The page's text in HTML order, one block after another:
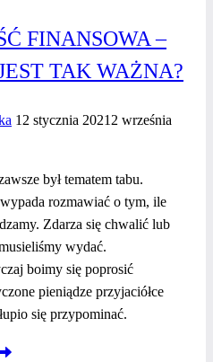
FINANSOWA –
TAK WAŻNA?
12 stycznia 20212 września
był tematem tabu.
rozmawiać o tym, ile
Zdarza się chwalić lub
wydać.
boimy się poprosić
pieniądze przyjaciółce
się przypominać.